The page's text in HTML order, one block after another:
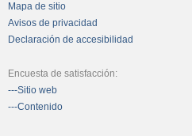
Mapa de sitio
Avisos de privacidad
Declaración de accesibilidad
Encuesta de satisfacción:
---Sitio web
---Contenido